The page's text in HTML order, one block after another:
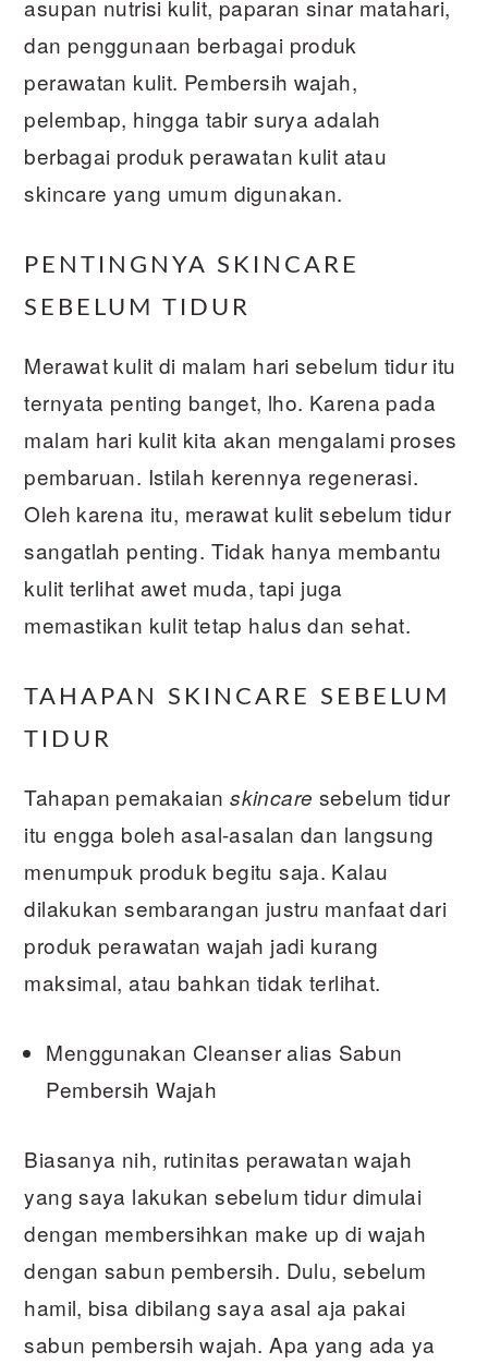
asupan nutrisi kulit, paparan sinar matahari,
dan penggunaan berbagai produk
perawatan kulit. Pembersih wajah,
pelembap, hingga tabir surya adalah
berbagai produk perawatan kulit atau
skincare yang umum digunakan.
PENTINGNYA SKINCARE
SEBELUM TIDUR
Merawat kulit di malam hari sebelum tidur itu
ternyata penting banget, lho. Karena pada
malam hari kulit kita akan mengalami proses
pembaruan. Istilah kerennya regenerasi.
Oleh karena itu, merawat kulit sebelum tidur
sangatlah penting. Tidak hanya membantu
kulit terlihat awet muda, tapi juga
memastikan kulit tetap halus dan sehat.
TAHAPAN SKINCARE SEBELUM
TIDUR
Tahapan pemakaianskincare sebelum tidur
itu engga boleh asal-asalan dan langsung
menumpuk produk begitu saja. Kalau
dilakukan sembarangan justru manfaat dari
produk perawatan wajah jadi kurang
maksimal, atau bahkan tidak terlihat.
Menggunakan Cleanser alias Sabun
Pembersih Wajah
Biasanya nih, rutinitas perawatan wajah
yang saya lakukan sebelum tidur dimulai
dengan membersihkan make up di wajah
dengan sabun pembersih. Dulu, sebelum
hamil, bisa dibilang saya asal aja pakai
sabun pembersih wajah. Apa yang ada ya